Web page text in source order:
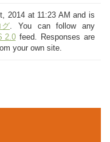
2014 at 11:23 AM and is
グ. You can follow any
2.0feed. Responses are
your own site.